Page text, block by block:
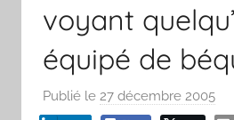
voyant
équipé de
Publié le 27 décembre 2005